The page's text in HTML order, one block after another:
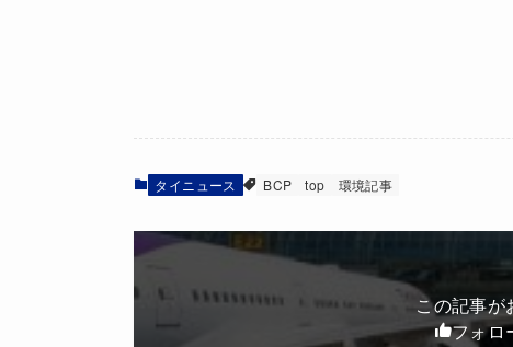
タイニュース BCP top 環境記事
この記事が
フォロ